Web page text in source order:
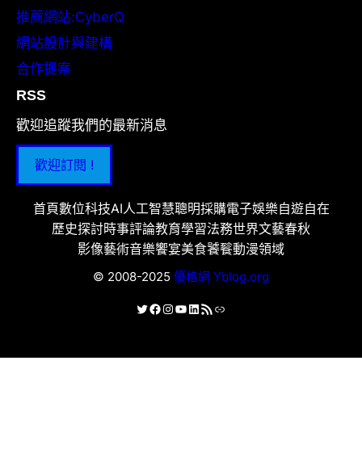
推薦網站:CyberQ
網站設計與建構
合作提案
RSS
歡迎追蹤我們的最新消息
歡迎訂閱 !
首頁數位科技AI人工智慧聰明採購電子娛樂自遊自在
歷史探討時事評論教育學習法務世界文藝春秋
影像藝術音樂饗宴美食饕餮動漫領域
© 2008-2025 優格網 Yblog.org
X Facebook
Instagram
YouTube
LinkedIn
RSS 資訊提供連結